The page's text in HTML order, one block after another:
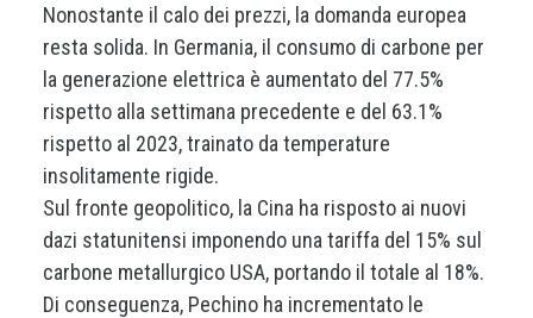
Nonostante il calo dei prezzi, la domanda europea
resta solida. In Germania, il consumo di carbone per
la generazione elettrica è aumentato del 77.5%
rispetto alla settimana precedente e del 63.1%
rispetto al 2023, trainato da temperature
insolitamente rigide.
Sul fronte geopolitico, la Cina ha risposto ai nuovi
dazi statunitensi imponendo una tariffa del 15% sul
carbone metallurgico USA, portando il totale al 18%.
Di conseguenza, Pechino ha incrementato le